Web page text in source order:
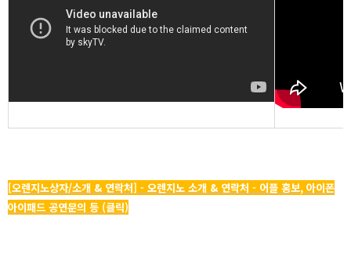
[오렌지노상자/소개 & 연락처] - 오렌지노 소개 & 연락처 - 어플 홍보, 아이폰
아이패드 공연문의 등 (클릭)